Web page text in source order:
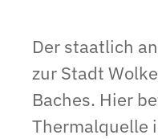
Der staatlich
zur Stadt
Baches. Hier
Thermalquelle